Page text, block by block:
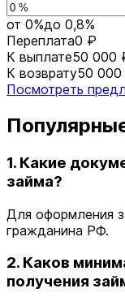
от 0%до 0,8%
Переплата0 ₽
К выплате50 000
К возврату50
Посмотреть
1. Какие
займа?
Для оформления
гражданина РФ.
2. Каков
получения